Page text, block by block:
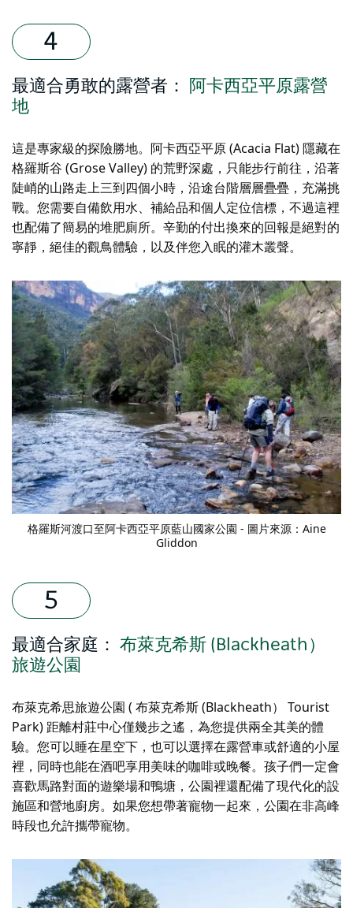
最適合勇敢的露營者：
阿卡西亞平原露營
地
這是專家級的探險勝地。阿卡西亞平原 (Acacia Flat) 隱藏在
格羅斯谷 (Grose Valley) 的荒野深處，只能步行前往，沿著
陡峭的山路走上三到四個小時，沿途台階層層疊疊，充滿挑
戰。您需要自備飲用水、補給品和個人定位信標，不過這裡
也配備了簡易的堆肥廁所。辛勤的付出換來的回報是絕對的
寧靜，絕佳的觀鳥體驗，以及伴您入眠的灌木叢聲。
格羅斯河渡口至阿卡西亞平原藍山國家公園 - 圖片來源：Aine
Gliddon
最適合家庭：
布萊克希斯 (Blackheath）
旅遊公園
布萊克希思旅遊公園 ( 布萊克希斯 (Blackheath） Tourist
Park) 距離村莊中心僅幾步之遙，為您提供兩全其美的體
驗。您可以睡在星空下，也可以選擇在露營車或舒適的小屋
裡，同時也能在酒吧享用美味的咖啡或晚餐。孩子們一定會
喜歡馬路對面的遊樂場和鴨塘，公園裡還配備了現代化的設
施區和營地廚房。如果您想帶著寵物一起來，公園在非高峰
時段也允許攜帶寵物。